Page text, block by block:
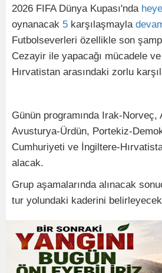
2026 FIFA Dünya Kupası'nda
oynanacak 5 karşılaşmayla
Futbolseverleri özellikle son
Cezayir ile yapacağı mücadele
Hırvatistan arasındaki zorlu
Günün programında Irak-Norveç,
Avusturya-Ürdün, Portekiz-
Cumhuriyeti ve İngiltere-
alacak.
Grup aşamalarında alınacak
tur yolundaki kaderini